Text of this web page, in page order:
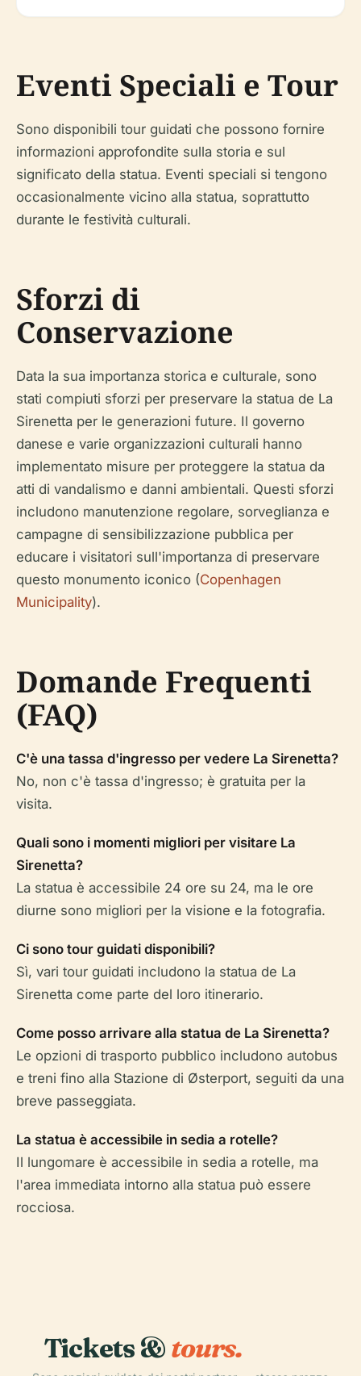
Eventi Speciali e Tour
Sono disponibili tour guidati che possono fornire
informazioni approfondite sulla storia e sul
significato della statua. Eventi speciali si tengono
occasionalmente vicino alla statua, soprattutto
durante le festività culturali.
Sforzi di
Conservazione
Data la sua importanza storica e culturale, sono
stati compiuti sforzi per preservare la statua de La
Sirenetta per le generazioni future. Il governo
danese e varie organizzazioni culturali hanno
implementato misure per proteggere la statua da
atti di vandalismo e danni ambientali. Questi sforzi
includono manutenzione regolare, sorveglianza e
campagne di sensibilizzazione pubblica per
educare i visitatori sull'importanza di preservare
questo monumento iconico (Copenhagen
Municipality).
Domande Frequenti
(FAQ)
C'è una tassa d'ingresso per vedere La Sirenetta?
No, non c'è tassa d'ingresso; è gratuita per la
visita.
Quali sono i momenti migliori per visitare La
Sirenetta?
La statua è accessibile 24 ore su 24, ma le ore
diurne sono migliori per la visione e la fotografia.
Ci sono tour guidati disponibili?
Sì, vari tour guidati includono la statua de La
Sirenetta come parte del loro itinerario.
Come posso arrivare alla statua de La Sirenetta?
Le opzioni di trasporto pubblico includono autobus
e treni fino alla Stazione di Østerport, seguiti da una
breve passeggiata.
La statua è accessibile in sedia a rotelle?
Il lungomare è accessibile in sedia a rotelle, ma
l'area immediata intorno alla statua può essere
rocciosa.
Tickets &tours.